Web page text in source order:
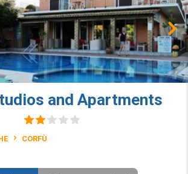
and Apartments
CORFÙ